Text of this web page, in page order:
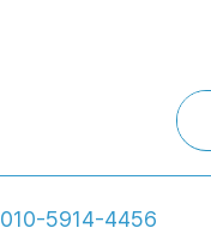
010-5914-4456